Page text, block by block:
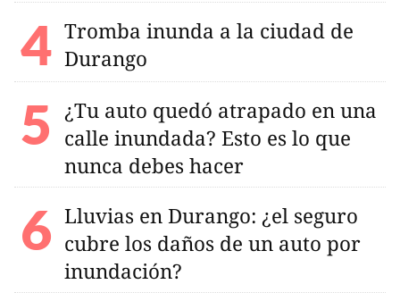
Tromba inunda a la ciudad de
Durango
¿Tu auto quedó atrapado en una
calle inundada? Esto es lo que
nunca debes hacer
Lluvias en Durango: ¿el seguro
cubre los daños de un auto por
inundación?